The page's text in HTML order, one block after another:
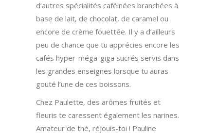
d’autres spécialités caféinées branchées à
base de lait, de chocolat, de caramel ou
encore de crème fouettée. Il y a d’ailleurs
peu de chance que tu apprécies encore les
cafés hyper-méga-giga sucrés servis dans
les grandes enseignes lorsque tu auras
gouté l’une de ces boissons.
Chez Paulette, des arômes fruités et
fleuris te caressent également les narines.
Amateur de thé, réjouis-toi ! Pauline